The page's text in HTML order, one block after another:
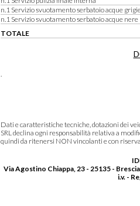
n.1 Servizio svuotamento serbatoio acque
n.1 Servizio svuotamento serbatoio acque nere
TOTALE
Dati e caratteristiche tecniche, dotazioni dei
SRL declina ogni responsabilità relativa a
quindi da ritenersi NON vincolanti e con
Via Agostino Chiappa, 23 - 25135 -
i.v. -